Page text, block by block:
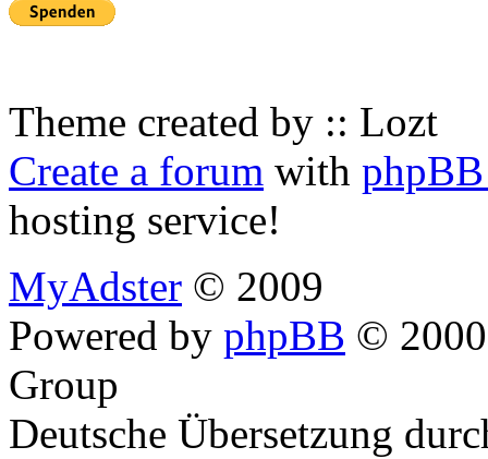
Theme created by :: Lozt
Create a forum with
hosting service!
MyAdster © 2009
Powered by phpBB ©
Group
Deutsche Übersetzung